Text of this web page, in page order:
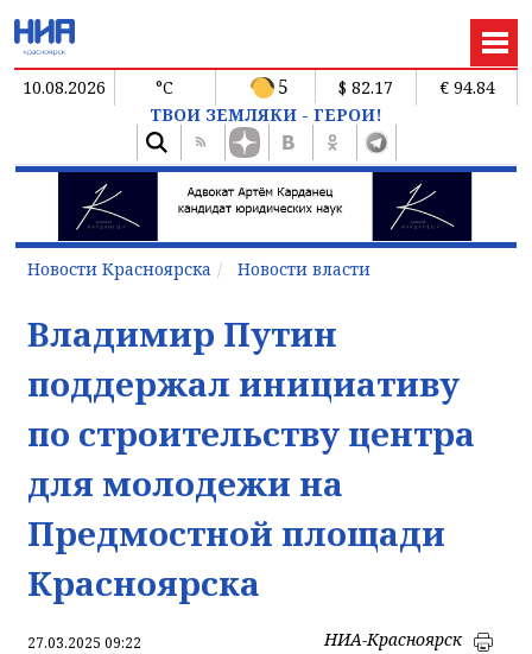
10.08.2026 °C 5 $ 82.17
€ 94.84
ТВОИ ЗЕМЛЯКИ - ГЕРОИ!
Новости Красноярска Новости власти
Владимир Путин
поддержал инициативу
по строительству центра
для молодежи на
Предмостной площади
Красноярска
27.03.2025 09:22 НИА-Красноярск